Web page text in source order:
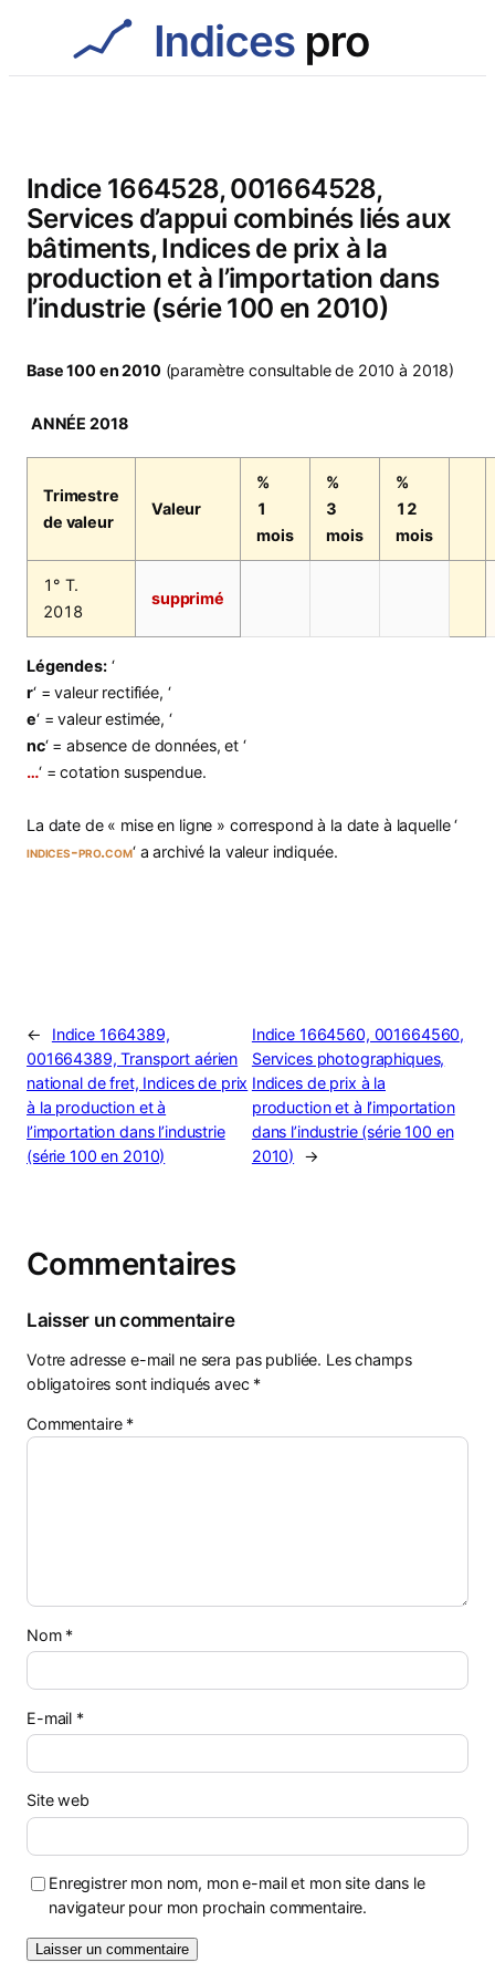
Indice 1664528, 001664528,
Services d’appui combinés liés aux
bâtiments, Indices de prix à la
production et à l’importation dans
l’industrie (série 100 en 2010)
Base 100 en 2010 (paramètre consultable de 2010 à 2018)
ANNÉE 2018
Trimestre
de valeur
Valeur
%
1
mois
%
3
mois
%
12
mois
1° T.
2018
supprimé
Légendes:‘
r‘ = valeur rectifiée, ‘
e‘ = valeur estimée, ‘
nc‘ = absence de données, et ‘
…‘ = cotation suspendue.
La date de « mise en ligne » correspond à la date à laquelle ‘
indices-pro.com‘ a archivé la valeur indiquée.
←
Indice 1664389,
001664389, Transport aérien
national de fret, Indices de prix
à la production et à
l’importation dans l’industrie
(série 100 en 2010)
Indice 1664560, 001664560,
Services photographiques,
Indices de prix à la
production et à l’importation
dans l’industrie (série 100 en
2010)
→
Commentaires
Laisser un commentaire
Votre adresse e-mail ne sera pas publiée. Les champs
obligatoires sont indiqués avec *
Commentaire *
Nom *
E-mail *
Site web
Enregistrer mon nom, mon e-mail et mon site dans le
navigateur pour mon prochain commentaire.